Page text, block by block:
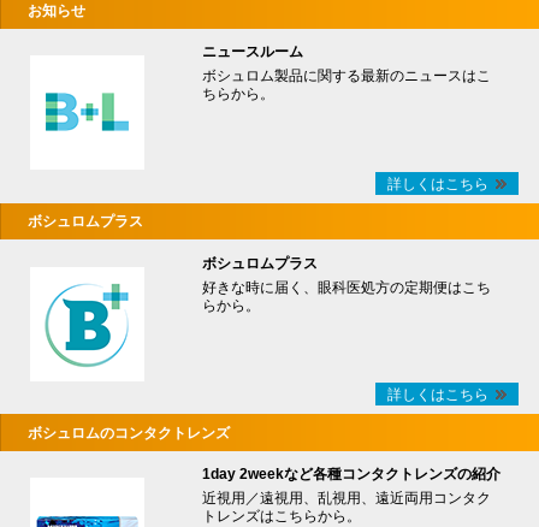
お知らせ
ニュースルーム
ボシュロム製品に関する最新のニュースはこ
ちらから。
詳しくはこちら
ボシュロムプラス
ボシュロムプラス
好きな時に届く、眼科医処方の定期便はこち
らから。
詳しくはこちら
ボシュロムのコンタクトレンズ
1day 2weekなど各種コンタクトレンズの紹介
近視用／遠視用、乱視用、遠近両用コンタク
トレンズはこちらから。